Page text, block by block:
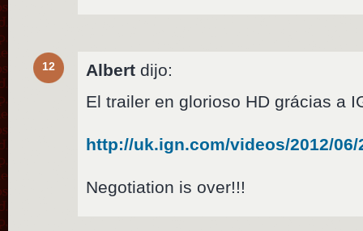
12 Albert dijo:
El trailer en glorioso HD grácias a
http://uk.ign.com/videos/2012/
Negotiation is over!!!